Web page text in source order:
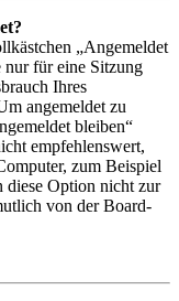
„Angemeldet
nur für eine Sitzung
Ihres
angemeldet zu
bleiben“
empfehlenswert,
zum Beispiel
diese Option nicht zur
von der Board-